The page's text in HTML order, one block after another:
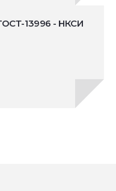
13996 - НКСИ